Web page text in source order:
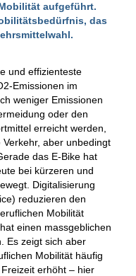
aufgeführt.
das
und effizienteste
Emissionen im
weniger Emissionen
oder den
erreicht werden,
aber unbedingt
das E-Bike hat
bei kürzeren und
Digitalisierung
reduzieren den
Mobilität
einen massgeblichen
Es zeigt sich aber
Mobilität häufig
erhöht – hier